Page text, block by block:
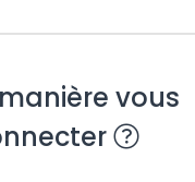
vous